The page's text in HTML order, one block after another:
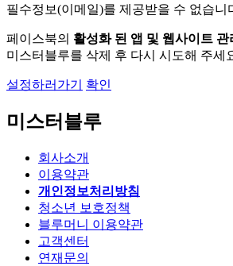
필수정보(이메일)를 제공받을 수 없습니
페이스북의 활성화 된 앱 및 웹사이트 관
미스터블루를 삭제 후 다시 시도해 주세
설정하러가기 확인
미스터블루
회사소개
이용약관
개인정보처리방침
청소년 보호정책
블루머니 이용약관
고객센터
연재문의